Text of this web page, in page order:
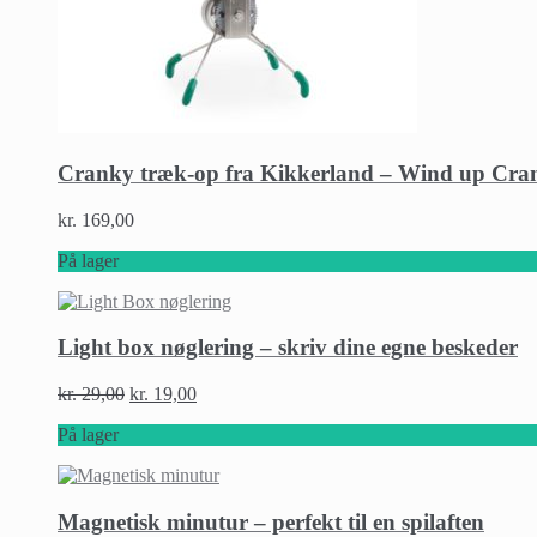
Cranky træk-op fra Kikkerland – Wind up
kr. 169,00
På lager
Light box nøglering – skriv dine egne beskeder
kr.29,00 kr. 19,00
På lager
Magnetisk minutur – perfekt til en spilaften